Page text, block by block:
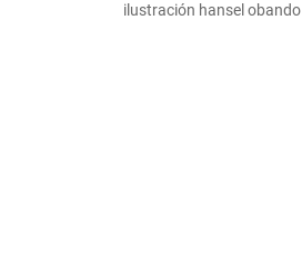
ilustración hansel obando